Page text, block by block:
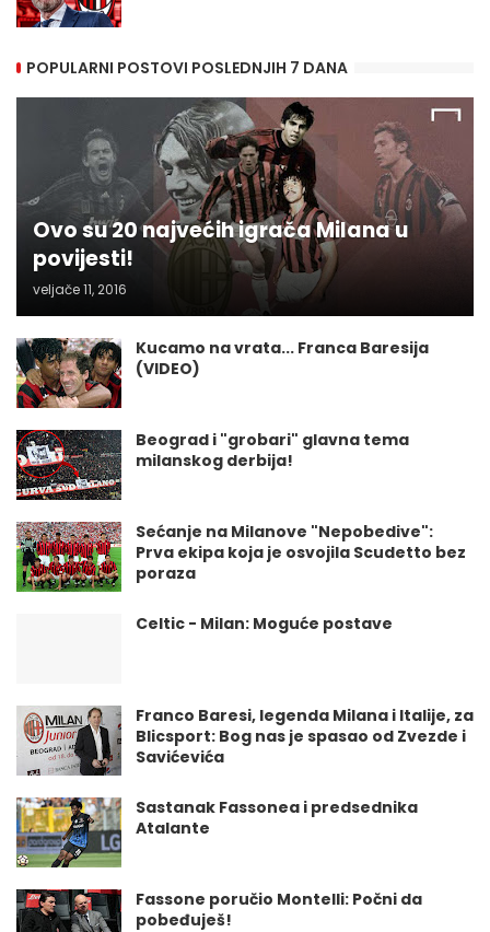
POPULARNI POSTOVI POSLEDNJIH 7 DANA
Ovo su 20 najvećih igrača Milana u
povijesti!
veljače 11, 2016
Kucamo na vrata... Franca Baresija
(VIDEO)
Beograd i "grobari" glavna tema
milanskog derbija!
Sećanje na Milanove "Nepobedive":
Prva ekipa koja je osvojila Scudetto bez
poraza
Celtic - Milan: Moguće postave
Franco Baresi, legenda Milana i Italije, za
Blicsport: Bog nas je spasao od Zvezde i
Savićevića
Sastanak Fassonea i predsednika
Atalante
Fassone poručio Montelli: Počni da
pobeđuješ!